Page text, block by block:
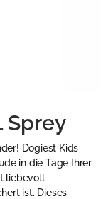
Sprey
Dogiest Kids
in die Tage Ihrer
liebevoll
ist. Dieses